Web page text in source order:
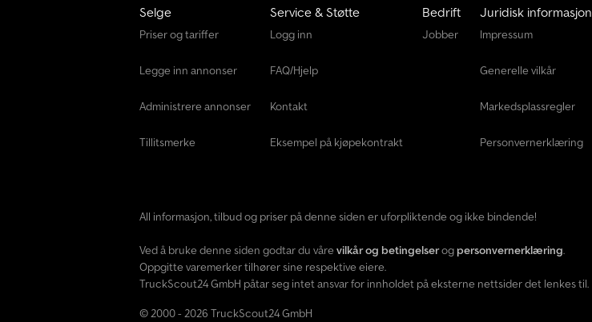
Selge
Priser og tariffer
Legge inn annonser
Administrere annonser
Tillitsmerke
Service & Støtte
Logg inn
FAQ/Hjelp
Kontakt
Eksempel på kjøpekontrakt
Bedrift
Jobber
Juridisk informasjon
Impressum
Generelle vilkår
Markedsplassregler
Personvernerklæring
All informasjon, tilbud og priser på denne siden er uforpliktende og ikke bindende!
Ved å bruke denne siden godtar du våre vilkår og betingelserog personvernerklæring.
Oppgitte varemerker tilhører sine respektive eiere.
TruckScout24 GmbH påtar seg intet ansvar for innholdet på eksterne nettsider det lenkes til.
© 2000 - 2026 TruckScout24 GmbH